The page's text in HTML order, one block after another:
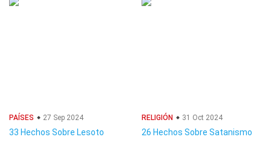
PAÍSES 27 Sep 2024
33 Hechos Sobre Lesoto
RELIGIÓN 31 Oct 2024
26 Hechos Sobre Satanismo